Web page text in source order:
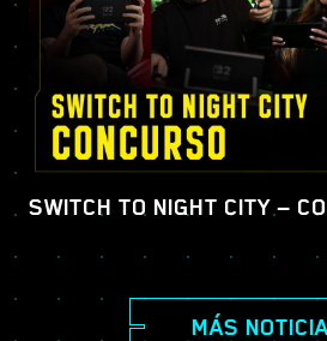
SWITCH TO NIGHT CITY —
MÁS